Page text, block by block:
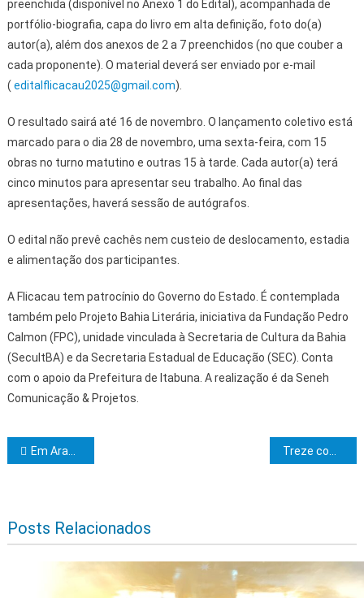
preenchida (disponível no Anexo 1 do Edital), acompanhada de
portfólio-biografia, capa do livro em alta definição, foto do(a)
autor(a), além dos anexos de 2 a 7 preenchidos (no que couber a
cada proponente). O material deverá ser enviado por e-mail
(editalflicacau2025@gmail.com).
O resultado sairá até 16 de novembro. O lançamento coletivo está
marcado para o dia 28 de novembro, uma sexta-feira, com 15
obras no turno matutino e outras 15 à tarde. Cada autor(a) terá
cinco minutos para apresentar seu trabalho. Ao final das
apresentações, haverá sessão de autógrafos.
O edital não prevê cachês nem custeio de deslocamento, estadia
e alimentação dos participantes.
A Flicacau tem patrocínio do Governo do Estado. É contemplada
também pelo Projeto Bahia Literária, iniciativa da Fundação Pedro
Calmon (FPC), unidade vinculada à Secretaria de Cultura da Bahia
(SecultBA) e da Secretaria Estadual de Educação (SEC). Conta
com o apoio da Prefeitura de Itabuna. A realização é da Seneh
Comunicação & Projetos.
Navegação de Post
Em Araçás, Jerônimo Rodrigues anuncia pacote de obras para a revitalização de áreas importantes do município
Posts Relacionados